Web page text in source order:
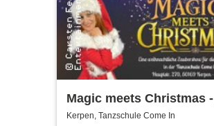
Magic meets Christmas -
Tanzschule Come In
Kerpen, Tanzschule Come In